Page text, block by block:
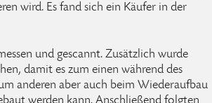
wird. Es fand sich ein Käufer in der
und gescannt. Zusätzlich wurde
damit es zum einen während des
anderen aber auch beim Wiederaufbau